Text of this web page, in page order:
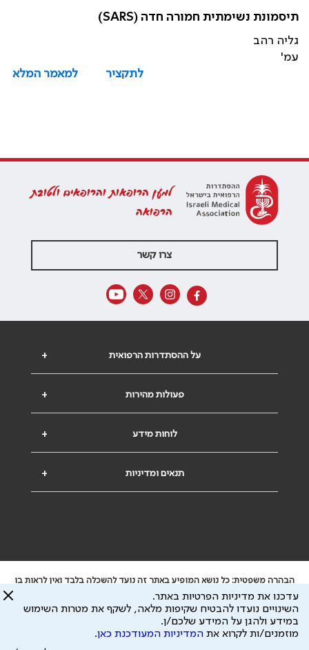
תיסמונת נשימתית חמורה חדה (SARS)
גליה רהב
עמ'
לתקציר
למאמר המלא
למען הרופאות והרופאים ולטובת
הרפואה
צרו קשר
+ על ההסתדרות הרפואית
+ פעולות מהירות
+ לוחות מידע
+ תנאים ומדיניות
הבהרה משפטית: כל נושא המופיע באתר זה נועד להשכלה בלבד ואין לראות בו
ייעוץ רפואי או משפטי. אין הר"י אחראית לתוכן המתפרסם באתר זה ולכל נזק
שעלול להיגרם.
ידוע לי שהר"י אוספת ושומרת מידע אישי לצורך מתן השרות וכי חלק ממנו עשוי
להיות מועבר לצדדים שלישיים, הכל בכפוף למדיניות הפרטיות
עדכנו את מדיניות הפרטיות באתר.
השינויים נועדו להבטיח שקיפות מלאה, לשקף את מטרות השימוש
במידע ולהגן על המידע שלכם/ן.
מוזמנים/ות לקרוא את המדיניות המעודכנת כאן.